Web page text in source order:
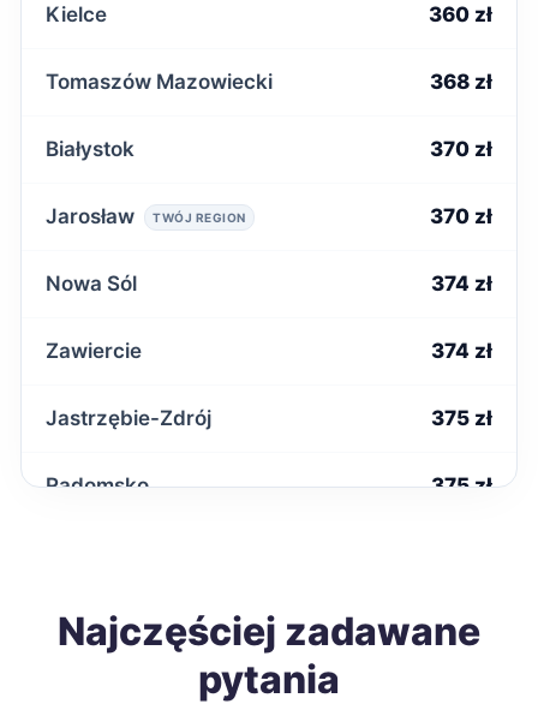
Kielce 360 zł
Tomaszów Mazowiecki 368 zł
Białystok 370 zł
Jarosław TWÓJ REGION 370 zł
Nowa Sól 374 zł
Zawiercie 374 zł
Jastrzębie-Zdrój 375 zł
Radomsko 375 zł
Krosno TWÓJ REGION 376 zł
Najczęściej zadawane
pytania